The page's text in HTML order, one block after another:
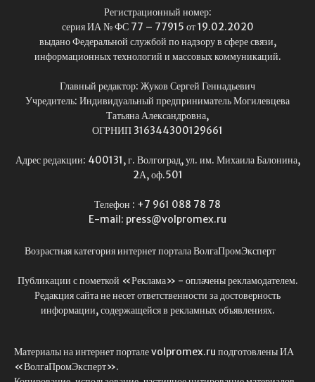
Регистрационный номер:
серия ИА № ФС 77 – 77915 от 19.02.2020
выдано Федеральной службой по надзору в сфере связи,
информационных технологий и массовых коммуникаций.
Главный редактор: Жуков Сергей Геннадьевич
Учредитель: Индивидуальный предприниматель Могилевцева
Татьяна Александровна,
ОГРНИП 316344300129661
Адрес редакции: 400131, г. Волгоград, ул. им. Михаила Балонина,
2А, оф.501
Телефон : +7 961 088 78 78
E-mail: press@volpromex.ru
Возрастная категория интернет портала ВолгаПромЭксперт
Публикации с пометкой «Реклама» - оплачены рекламодателем.
Редакция сайта не несет ответственности за достоверность
информации, содержащейся в рекламных объявлениях.
Материалы на интернет портале volpromex.ru подготовлены ИА
«ВолгаПромЭксперт».